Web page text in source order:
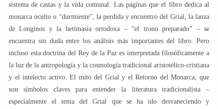
sistema de castas y la vida comunal. Las páginas que el libro dedica al
monarca oculto o “durmiente”, la perdida y encuentro del Grial, la lanza
de Longinos y la hetimasia ortodoxa – “el trono preparado” – se
encuentra sin duda entre los análisis más importantes del libro. Pero
incluso esta doctrina del Rey de la Paz es interpretada filosóficamente a
la luz de la antropología y la cosmología tradicional aristotélico-cristiana
y el intelecto activo. El mito del Grial y el Retorno del Monarca, que
son símbolos claves para entender la literatura tradicionalista –
especialmente el tema del Grial que se ha ido desvaneciendo y